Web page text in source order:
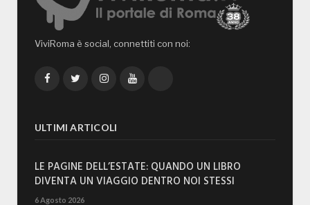
ViviRoma è social, connettiti con noi:
FacebookTwitterInstagramYouTube
ULTIMI ARTICOLI
LE PAGINE DELL’ESTATE: QUANDO UN LIBRO
DIVENTA UN VIAGGIO DENTRO NOI STESSI
6 Agosto 2026